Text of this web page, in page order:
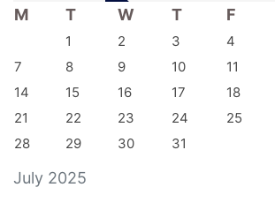
July 2025
M T W T F
1 2 3 4
7
8 9 10 11
14
15 16 17 18
21
22 23 24 25
28
29 30 31